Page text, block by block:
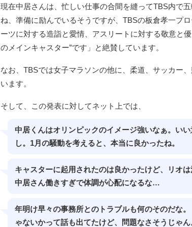
現在中居さんは、忙しい仕事の合間を縫ってTBS内で
ね、準備に励んでいるそうですが、TBSの板倉孝一プ
ーツに対する造詣と愛情、アスリートに対する敬意と
のメインキャスター”です」と絶賛しています。
なお、TBSでは女子マラソンの他に、柔道、サッカー
います。
そして、この発表に対してネット上では、
中居くんはオリンピックのイメージ強いなぁ。い
し。1月の騒動を考えると、本当に良かったね。
キャスターに起用されたのは良かったけど、リオ
中居さん働きすぎで体調が心配になるな…
年明け早々の事務所とのトラブルも何のそのだな
ゃないかって話も出てたけど、問題なさそうじゃん